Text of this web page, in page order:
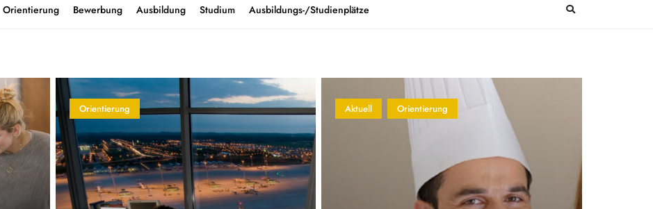
Orientierung Bewerbung Ausbildung Studium Ausbildungs-/Studienplätze
Orientierung Aktuell Orientierung